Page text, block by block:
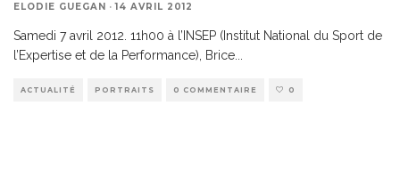
ELODIE GUEGAN · 14 AVRIL 2012
Samedi 7 avril 2012. 11h00 à l’INSEP (Institut National du Sport de
l’Expertise et de la Performance), Brice
ACTUALITÉ PORTRAITS 0 COMMENTAIRE 0